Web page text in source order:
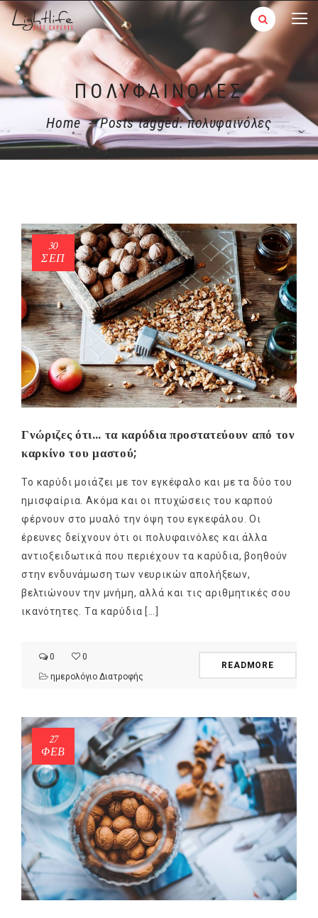
ΠΟΛΥΦΑΙΝΌΛΕΣ
Home - Posts tagged: πολυφαινόλες
30
ΣΕΠ
Γνώριζες ότι… τα καρύδια προστατεύουν από τον
καρκίνο του μαστού;
Το καρύδι μοιάζει με τον εγκέφαλο και με τα δύο του
ημισφαίρια. Ακόμα και οι πτυχώσεις του καρπού
φέρνουν στο μυαλό την όψη του εγκεφάλου. Οι
έρευνες δείχνουν ότι οι πολυφαινόλες και άλλα
αντιοξειδωτικά που περιέχουν τα καρύδια, βοηθούν
στην ενδυνάμωση των νευρικών απολήξεων,
βελτιώνουν την μνήμη, αλλά και τις αριθμητικές σου
ικανότητες. Tα καρύδια […]
0
0
ημερολόγιο Διατροφής
READMORE
27
ΦΕΒ